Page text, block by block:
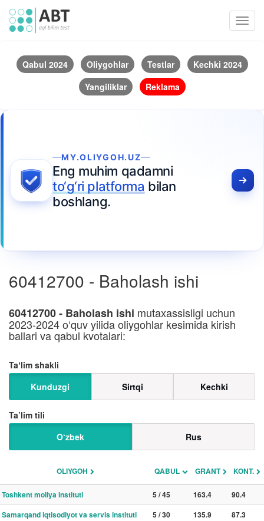
Qabul 2024 Oliygohlar Testlar
Kechki 2024
Yangiliklar
Reklama
MY.OLIYGOH.UZ
Eng muhim qadamni
to‘g‘ri platforma bilan
boshlang.
60412700 - Baholash ishi
60412700 - Baholash ishi mutaxassisligi uchun
2023-2024 o‘quv yilida oliygohlar kesimida kirish
ballari va qabul kvotalari:
Taʼlim shakli
Kunduzgi
Sirtqi Kechki
Ta’lim tili
O‘zbek
Rus
OLIYGOH QABUL GRANT KONT.
Toshkent moliya instituti 5 / 45 163.4
90.4
Samarqand iqtisodiyot va servis instituti
5 / 30 135.9 87.3